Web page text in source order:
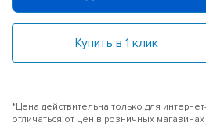
Купить в 1 клик
*Цена действительна только для
отличаться от цен в розничных магазинах